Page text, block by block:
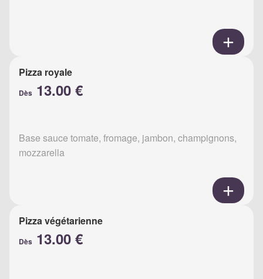
Pizza royale
Dès 13.00 €
Base sauce tomate, fromage, jambon, champignons,
mozzarella
Pizza végétarienne
Dès 13.00 €